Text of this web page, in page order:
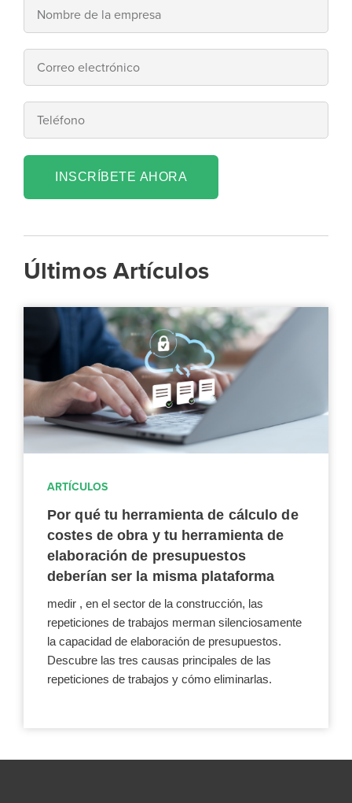
INSCRÍBETE AHORA
Últimos Artículos
ARTÍCULOS
Por qué tu herramienta de cálculo de
costes de obra y tu herramienta de
elaboración de presupuestos
deberían ser la misma plataforma
medir , en el sector de la construcción, las
repeticiones de trabajos merman silenciosamente
la capacidad de elaboración de presupuestos.
Descubre las tres causas principales de las
repeticiones de trabajos y cómo eliminarlas.